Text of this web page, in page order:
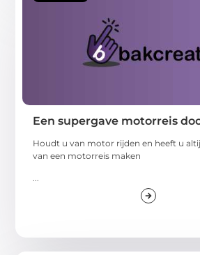
Een supergave motorreis
Houdt u van motor rijden en heeft u
van een motorreis maken